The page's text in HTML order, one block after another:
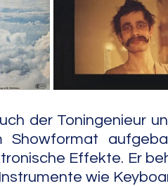
Jazz Free
der Toningenieur
Showformat
Effekte. Er
wie